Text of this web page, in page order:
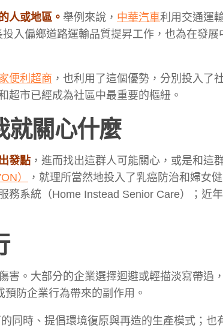
人或地區。 舉例來說， 中華汽車利用交通運
投入偏鄉道路運輸品質提昇工作，也為在發
便利超商 ，也利用了這個優勢，分別投入了
超市已經成為社區中最重要的樞紐。
就關心什麼
發點 ，進而找出這群人可能關心，或是和這
）
，就理所當然地投入了乳癌防治和婦女
務系統（Home Instead Senior Care）；近
害。大部分的企業選擇迴避或輕描淡寫帶過
防企業行為帶來的副作用。
的同時、提倡環境復原與再造的生產模式；也